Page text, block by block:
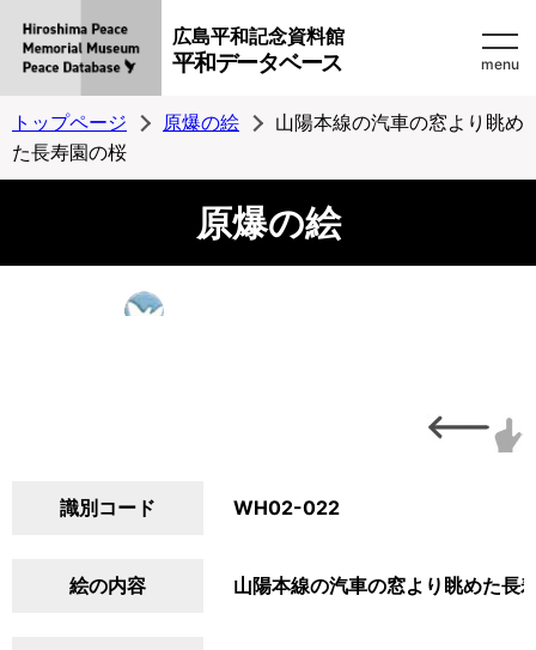
広島平和記念資料館
平和データベース menu
トップページ 原爆の絵
山陽本線の汽車の窓より眺め
た長寿園の桜
原爆の絵
識別コード WH02-022
絵の内容 山陽本線の汽車の窓より眺めた長